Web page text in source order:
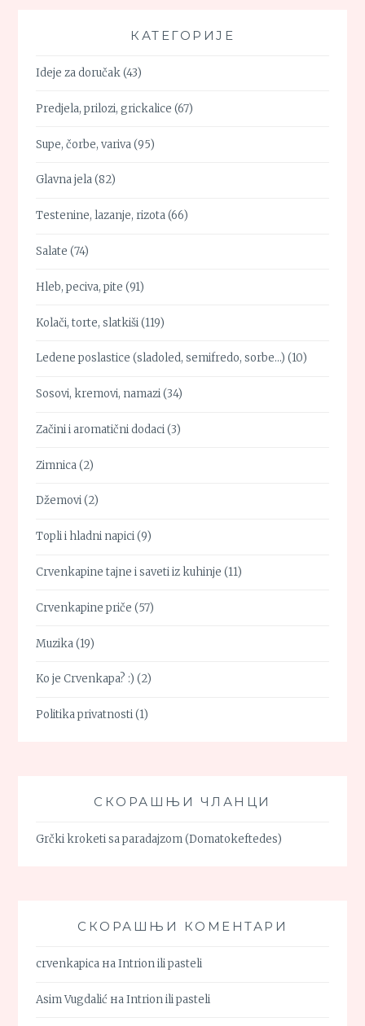
КАТЕГОРИЈЕ
Ideje za doručak(43)
Predjela, prilozi, grickalice (67)
Supe, čorbe, variva(95)
Glavna jela(82)
Testenine, lazanje, rizota(66)
Salate (74)
Hleb, peciva, pite (91)
Kolači, torte, slatkiši(119)
Ledene poslastice (sladoled, semifredo, sorbe…) (10)
Sosovi, kremovi, namazi(34)
Začini i aromatični dodaci(3)
Zimnica(2)
Džemovi(2)
Topli i hladni napici(9)
Crvenkapine tajne i saveti iz kuhinje (11)
Crvenkapine priče (57)
Muzika(19)
Ko je Crvenkapa? :) (2)
Politika privatnosti(1)
СКОРАШЊИ ЧЛАНЦИ
Grčki kroketi sa paradajzom (Domatokeftedes)
СКОРАШЊИ КОМЕНТАРИ
crvenkapica наIntrion ili pasteli
Asim Vugdalić наIntrion ili pasteli